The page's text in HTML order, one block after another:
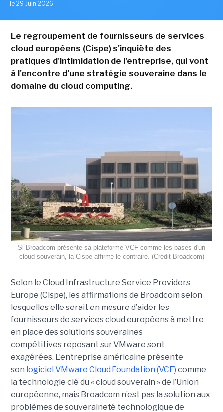
le 29 Juin 2026
Le regroupement de fournisseurs de services
cloud européens (Cispe) s'inquiète des
pratiques d'intimidation de l'entreprise, qui vont
à l'encontre d'une stratégie souveraine dans le
domaine du cloud computing.
Si Broadcom présente sa plateforme VCF comme les bases d'un
cloud souverain, la Cispe affirme le contraire. (Crédit Broadcom)
Selon le Cloud Infrastructure Service Providers
Europe (Cispe), les affirmations de Broadcom selon
lesquelles elle serait en mesure d’aider les
fournisseurs de services cloud européens à mettre
en place des solutions souveraines
compétitives reposant sur VMware sont
exagérées. L’entreprise américaine présente
son logiciel VMware Cloud Foundation (VCF) comme
la technologie clé du « cloud souverain » de l’Union
européenne, mais Broadcom n’est pas la solution aux
problèmes de souveraineté technologique de